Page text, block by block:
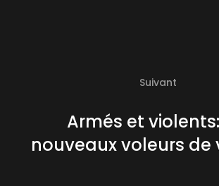
Suivant
Armés et
nouveaux voleurs de